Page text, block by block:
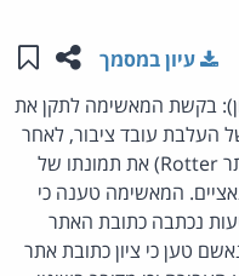
שתפו
עיון במסמך
בקשת המאשימה לתקן את
העלבת עובד ציבור, לאחר
שלכאורה פרסם בפורום אינטרנטי (באתר Rotter) את תמונתו של
המאשימה טענה כי
נכתבה כתובת האתר
טען כי ציון כתובת אתר